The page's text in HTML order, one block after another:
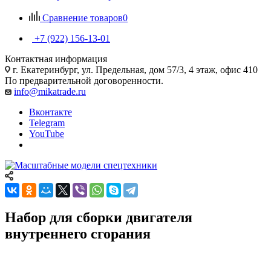
Сравнение товаров0
+7 (922) 156-13-01
Контактная информация
г. Екатеринбург, ул. Предельная, дом 57/3, 4 этаж, офис 410
По предварительной договоренности.
info@mikatrade.ru
Вконтакте
Telegram
YouTube
Набор для сборки двигателя
внутреннего сгорания